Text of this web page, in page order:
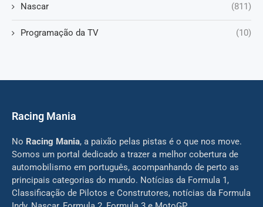
Nascar (811)
Programação da TV (10)
Racing Mania
No Racing Mania, a paixão pelas pistas é o que nos move.
Somos um portal dedicado a trazer a melhor cobertura de
automobilismo em português, acompanhando de perto as
principais categorias do mundo. Notícias da Formula 1,
Classificação de Pilotos e Construtores, notícias da Formula